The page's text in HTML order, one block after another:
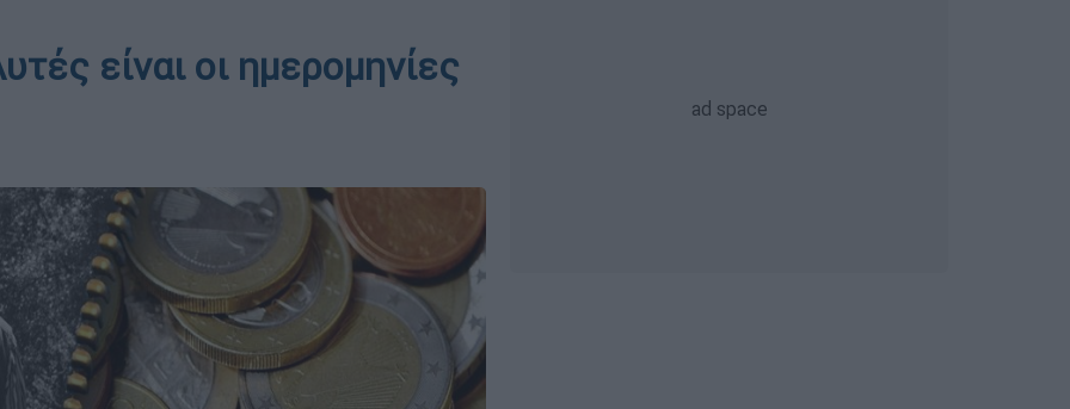
είναι οι ημερομηνίες